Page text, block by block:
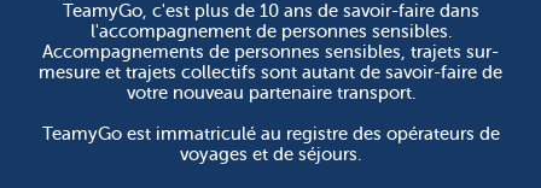
TeamyGo, c'est plus de 10 ans de savoir-faire dans
l'accompagnement de personnes sensibles.
Accompagnements de personnes sensibles, trajets sur-
mesure et trajets collectifs sont autant de savoir-faire de
votre nouveau partenaire transport.
TeamyGo est immatriculé au registre des opérateurs de
voyages et de séjours.